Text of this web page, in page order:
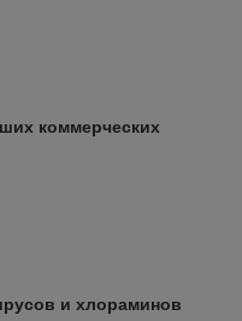
коммерческих
и хлораминов